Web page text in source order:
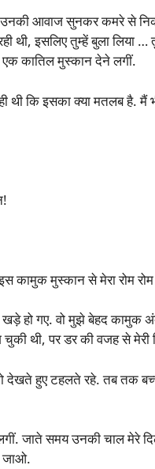
उनकी आवाज सुनकर कमरे से
थी, इसलिए तुम्हें बुला लिया …
कातिल मुस्कान देने लगीं.
थी कि इसका क्या मतलब है.
मुस्कान से मेरा रोम रोम
खड़े हो गए. वो मुझे बेहद
थी, पर डर की वजह से मेरी
देखते हुए टहलते रहे. तब तक
जाते समय उनकी चाल मेरे
जाओ.